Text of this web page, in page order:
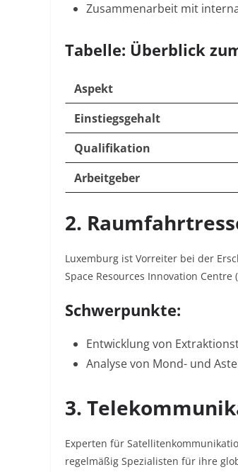
Zusammenarbeit mit
Tabelle: Überblick
Aspekt
Einstiegsgehalt
Qualifikation
Arbeitgeber
2.
Luxemburg ist Vorreiter bei der
Space Resources Innovation Centre
Schwerpunkte:
Entwicklung von
Analyse von Mond- und
3.
Experten für
regelmäßig Spezialisten für ihre